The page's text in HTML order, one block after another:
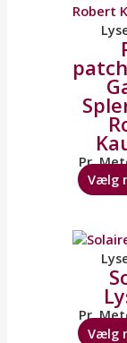
Pr.
Vælg
Pr.
Vælg